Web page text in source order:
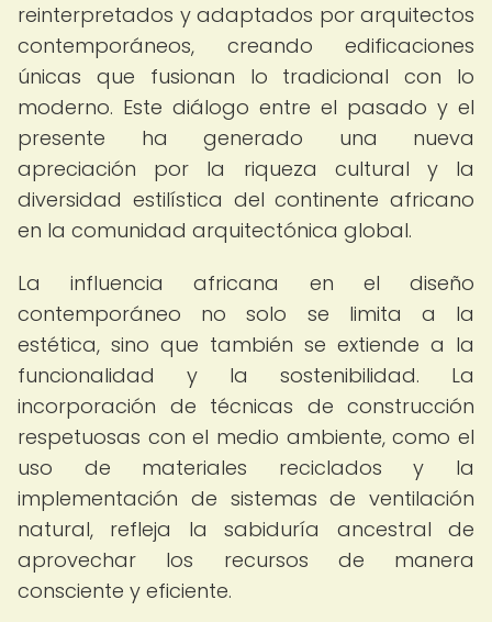
reinterpretados y adaptados por arquitectos
contemporáneos, creando edificaciones
únicas que fusionan lo tradicional con lo
moderno. Este diálogo entre el pasado y el
presente ha generado una nueva
apreciación por la riqueza cultural y la
diversidad estilística del continente africano
en la comunidad arquitectónica global.
La influencia africana en el diseño
contemporáneo no solo se limita a la
estética, sino que también se extiende a la
funcionalidad y la sostenibilidad. La
incorporación de técnicas de construcción
respetuosas con el medio ambiente, como el
uso de materiales reciclados y la
implementación de sistemas de ventilación
natural, refleja la sabiduría ancestral de
aprovechar los recursos de manera
consciente y eficiente.